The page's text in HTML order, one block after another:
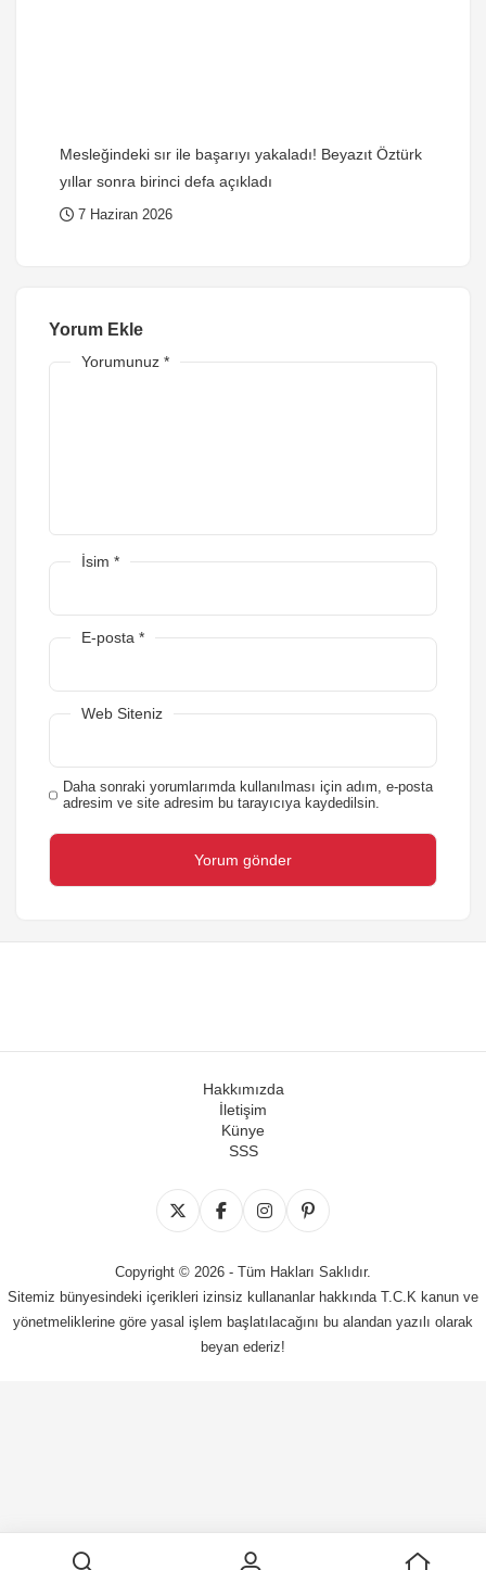
Mesleğindeki sır ile başarıyı yakaladı! Beyazıt Öztürk
yıllar sonra birinci defa açıkladı
7 Haziran 2026
Yorum Ekle
Yorumunuz *
İsim *
E-posta *
Web Siteniz
Daha sonraki yorumlarımda kullanılması için adım, e-posta
adresim ve site adresim bu tarayıcıya kaydedilsin.
Hakkımızda
İletişim
Künye
SSS
Copyright © 2026 - Tüm Hakları Saklıdır.
Sitemiz bünyesindeki içerikleri izinsiz kullananlar hakkında T.C.K kanun ve
yönetmeliklerine göre yasal işlem başlatılacağını bu alandan yazılı olarak
beyan ederiz!